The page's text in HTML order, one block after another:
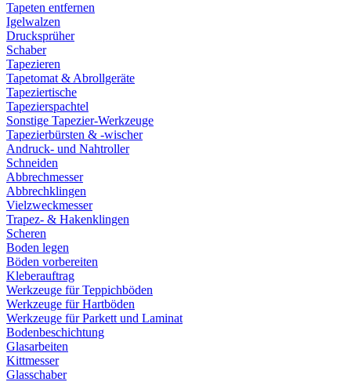
Tapeten entfernen
Igelwalzen
Drucksprüher
Schaber
Tapezieren
Tapetomat & Abrollgeräte
Tapeziertische
Tapezierspachtel
Sonstige Tapezier-Werkzeuge
Tapezierbürsten & -wischer
Andruck- und Nahtroller
Schneiden
Abbrechmesser
Abbrechklingen
Vielzweckmesser
Trapez- & Hakenklingen
Scheren
Boden legen
Böden vorbereiten
Kleberauftrag
Werkzeuge für Teppichböden
Werkzeuge für Hartböden
Werkzeuge für Parkett und Laminat
Bodenbeschichtung
Glasarbeiten
Kittmesser
Glasschaber